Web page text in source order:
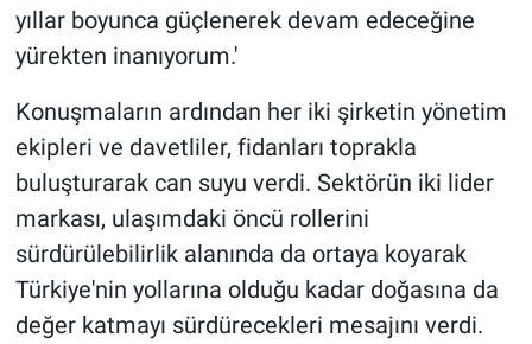
yıllar boyunca güçlenerek devam edeceğine
yürekten inanıyorum.'
Konuşmaların ardından her iki şirketin yönetim
ekipleri ve davetliler, fidanları toprakla
buluşturarak can suyu verdi. Sektörün iki lider
markası, ulaşımdaki öncü rollerini
sürdürülebilirlik alanında da ortaya koyarak
Türkiye'nin yollarına olduğu kadar doğasına da
değer katmayı sürdürecekleri mesajını verdi.